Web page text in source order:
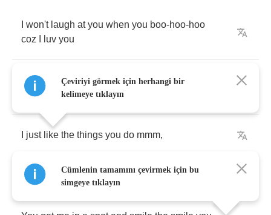
won't laugh at you when you boo-hoo-hoo
coz
luv you
can turn my back on the things you lack
luv you
just like the things you do mmm,
don't you change the things you do mmm
Çeviriyi görmek için herhangi bir
kelimeye tıklayın
Cümlenin tamamını çevirmek için bu
simgeye tıklayın